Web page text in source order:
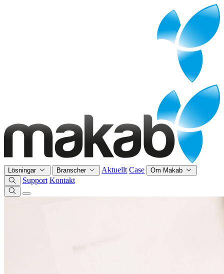
Lösningar Branscher Aktuellt Case Om Makab
Support Kontakt